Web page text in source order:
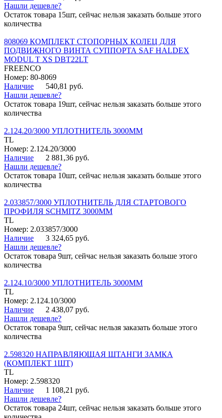
Нашли дешевле?
Остаток товара 15шт, сейчас нельзя заказать больше этого
количества
808069 КОМПЛЕКТ СТОПОРНЫХ КОЛЕЦ ДЛЯ
ПОДВИЖНОГО ВИНТА СУППОРТА SAF HALDEX
MODUL T XS DBT22LT
FREENCO
Номер: 80-8069
Наличие
540,81 руб.
Нашли дешевле?
Остаток товара 19шт, сейчас нельзя заказать больше этого
количества
2.124.20/3000 УПЛОТНИТЕЛЬ 3000ММ
TL
Номер: 2.124.20/3000
Наличие
2 881,36 руб.
Нашли дешевле?
Остаток товара 10шт, сейчас нельзя заказать больше этого
количества
2.033857/3000 УПЛОТНИТЕЛЬ ДЛЯ СТАРТОВОГО
ПРОФИЛЯ SCHMITZ 3000ММ
TL
Номер: 2.033857/3000
Наличие
3 324,65 руб.
Нашли дешевле?
Остаток товара 9шт, сейчас нельзя заказать больше этого
количества
2.124.10/3000 УПЛОТНИТЕЛЬ 3000ММ
TL
Номер: 2.124.10/3000
Наличие
2 438,07 руб.
Нашли дешевле?
Остаток товара 9шт, сейчас нельзя заказать больше этого
количества
2.598320 НАПРАВЛЯЮЩАЯ ШТАНГИ ЗАМКА
(КОМПЛЕКТ 1ШТ)
TL
Номер: 2.598320
Наличие
1 108,21 руб.
Нашли дешевле?
Остаток товара 24шт, сейчас нельзя заказать больше этого